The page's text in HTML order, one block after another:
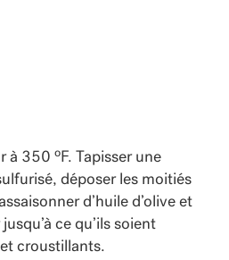
à 350 oF. Tapisser une
déposer les moitiés
d’huile d’olive et
ce qu’ils soient
croustillants.